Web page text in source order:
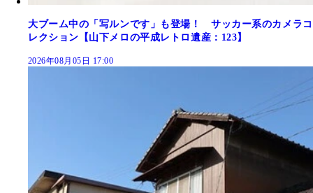
大ブーム中の「写ルンです」も登場！ サッカー系のカメラコ
レクション【山下メロの平成レトロ遺産：123】
2026年08月05日 17:00